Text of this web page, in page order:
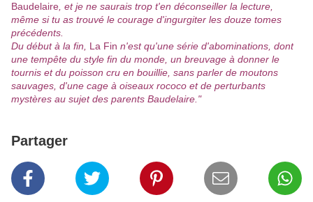
Baudelaire , et je ne saurais trop t'en déconseiller la lecture,
même si tu as trouvé le courage d'ingurgiter les douze tomes
précédents.
Du début à la fin,
La Fin n'est qu'une série d'abominations, dont
une tempête du style fin du monde, un breuvage à donner le
tournis et du poisson cru en bouillie, sans parler de moutons
sauvages, d'une cage à oiseaux rococo et de perturbants
mystères au sujet des parents Baudelaire."
Partager